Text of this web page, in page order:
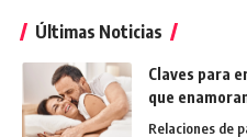
Últimas Noticias
Claves para
que
Relaciones de